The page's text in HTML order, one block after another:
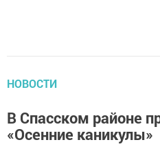
НОВОСТИ
В Спасском районе
«Осенние каникулы»